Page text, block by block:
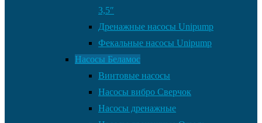
3,5″
Дренажные насосы Unipump
Фекальные насосы Unipump
Насосы Беламос
Винтовые насосы
Насосы вибро Сверчок
Насосы дренажные